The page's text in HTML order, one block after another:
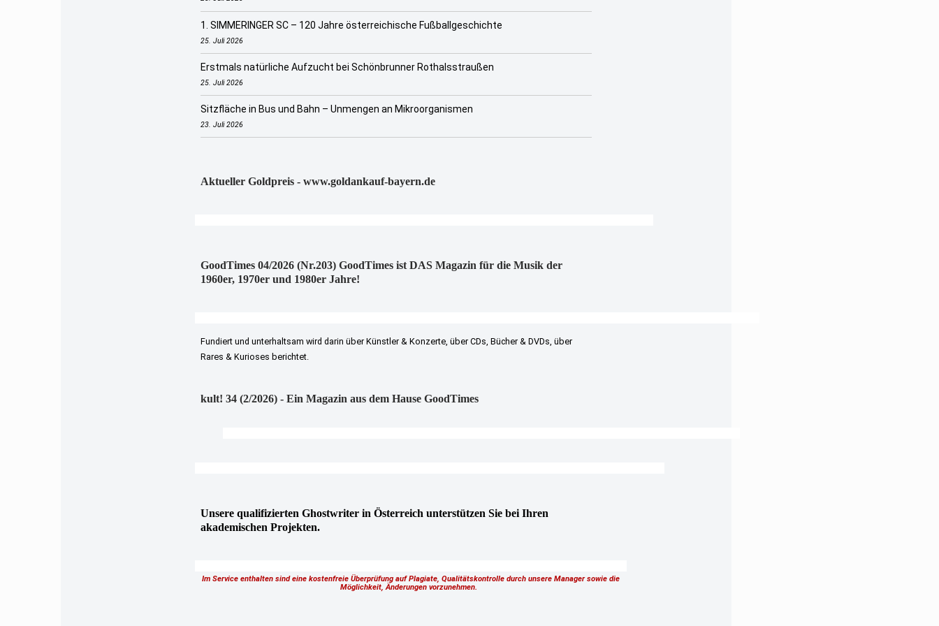
1. SIMMERINGER SC – 120 Jahre österreichische Fußballgeschichte
25. Juli 2026
Erstmals natürliche Aufzucht bei Schönbrunner Rothalsstraußen
25. Juli 2026
Sitzfläche in Bus und Bahn – Unmengen an Mikroorganismen
23. Juli 2026
Aktueller Goldpreis - www.goldankauf-bayern.de
GoodTimes 04/2026 (Nr.203) GoodTimes ist DAS Magazin für die Musik der
1960er, 1970er und 1980er Jahre!
Fundiert und unterhaltsam wird darin über Künstler & Konzerte, über CDs, Bücher & DVDs, über
Rares & Kurioses berichtet.
kult! 34 (2/2026) - Ein Magazin aus dem Hause GoodTimes
Unsere qualifizierten Ghostwriter in Österreich unterstützen Sie bei Ihren
akademischen Projekten.
Im Service enthalten sind eine kostenfreie Überprüfung auf Plagiate, Qualitätskontrolle durch unsere Manager sowie die
Möglichkeit, Änderungen vorzunehmen.